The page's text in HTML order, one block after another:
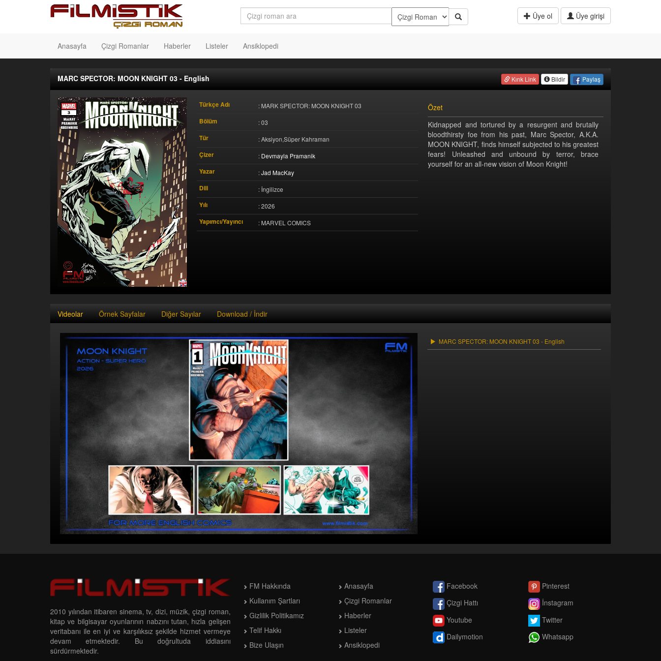
Üye ol Üye girişi
Anasayfa Çizgi Romanlar Haberler Listeler Ansiklopedi
MARC SPECTOR: MOON KNIGHT 03 - English Kırık Link Bildir Paylaş
Türkçe Adı : MARK SPECTOR: MOON KNIGHT 03
Bölüm : 03
Tür : Aksiyon,Süper Kahraman
Çizer : Devmayla Pramanik
Yazar :Jad MacKay
Dili : İngilizce
Yılı : 2026
Yapımcı/Yayıncı : MARVEL COMICS
Özet
Kidnapped and tortured by a resurgent and brutally
bloodthirsty foe from his past, Marc Spector, A.K.A.
MOON KNIGHT, finds himself subjected to his greatest
fears! Unleashed and unbound by terror, brace
yourself for an all-new vision of Moon Knight!
Videolar Örnek Sayfalar Diğer Sayılar Download / İndir
MARC SPECTOR: MOON KNIGHT 03 - English
2010 yılından itibaren sinema, tv, dizi, müzik, çizgi roman,
kitap ve bilgisayar oyunlarının nabzını tutan, hızla gelişen
veritabanı ile en iyi ve karşılıksız şekilde hizmet vermeye
devam etmektedir. Bu doğrultuda iddiasını
sürdürmektedir.
FM Hakkında
Kullanım Şartları
Gizlilik Politikamız
Telif Hakkı
Bize Ulaşın
Anasayfa
Çizgi Romanlar
Haberler
Listeler
Ansiklopedi
Facebook
Çizgi Hattı
Youtube
Dailymotion
Pinterest
İnstagram
Twitter
Whatsapp